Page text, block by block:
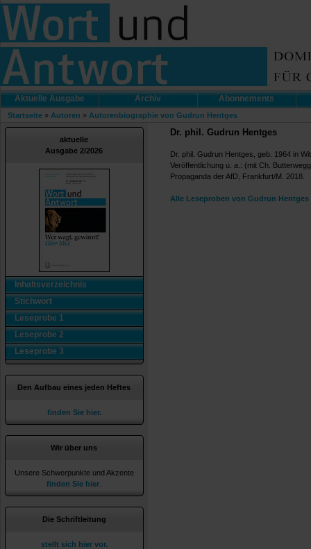
Aktuelle Ausgabe Archiv Abonnements
Startseite » Autoren » Autorenbiographie von Gudrun Hentges
aktuelle
Ausgabe 2/2026
Inhaltsverzeichnis
Stichwort
Leseprobe 1
Leseprobe 2
Leseprobe 3
Den Aufbau eines jeden Heftes
finden Sie hier.
Wir über uns
Unsere Schwerpunkte und Akzente
finden Sie hier
Die Schriftleitung
stellt sich hier vor.
Dr. phil. Gudrun Hentges
Dr. phil. Gudrun Hentges, geb. 1964 in
Veröffentlichung u. a.: (mit Ch.
Propaganda der AfD, Frankfurt/M. 2018.
Alle Leseproben von Gudrun